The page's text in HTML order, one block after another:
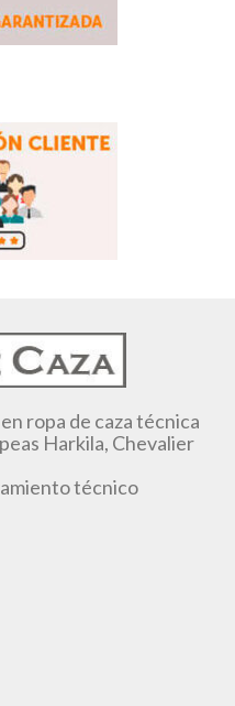
ropa de caza técnica
Harkila, Chevalier
técnico